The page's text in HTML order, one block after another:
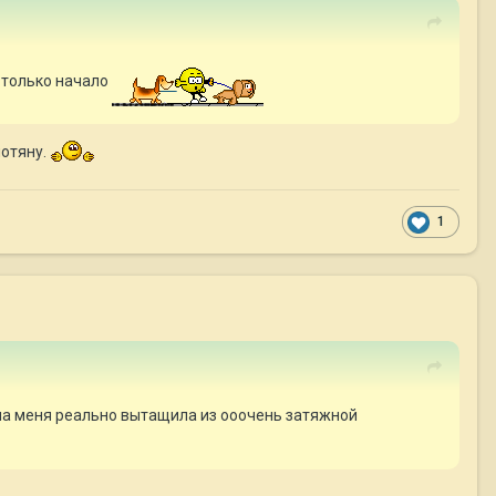
начало
1
меня реально вытащила из ооочень затяжной